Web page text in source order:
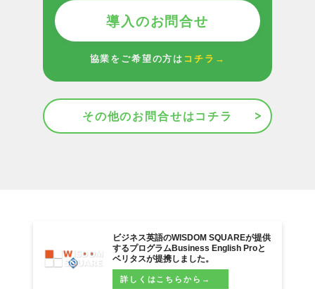
導入のお問合せ
協業をご希望の方は コチラ→
その他のお問合せはコチラ
ビジネス英語のWISDOM SQUAREが提供
するプログラムBusiness English Proと
ベリタスが提携しました。
詳しくはこちらから→